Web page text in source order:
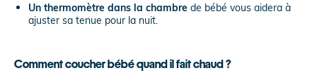
Un thermomètre dans la chambre de bébé vous aidera à
ajuster sa tenue pour la nuit.
Comment coucher bébé quand il fait chaud ?